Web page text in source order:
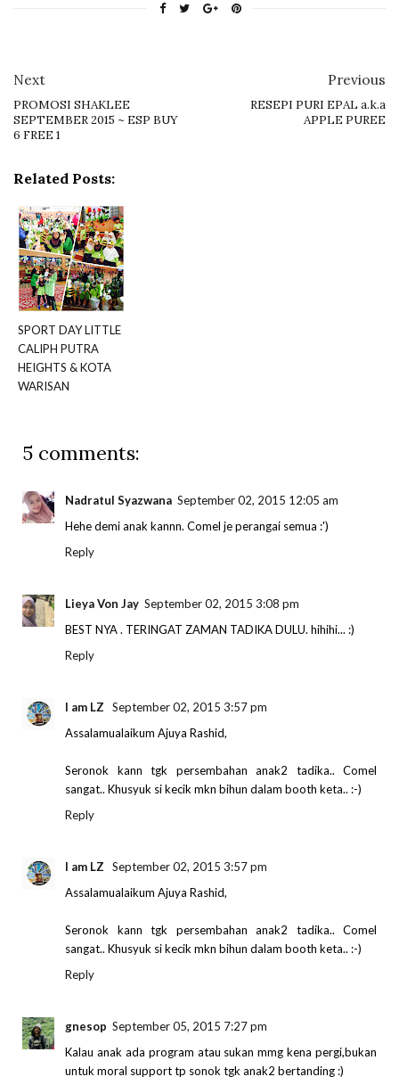
Next
PROMOSI SHAKLEE
SEPTEMBER 2015 ~ ESP BUY
6 FREE 1
Previous
RESEPI PURI EPAL a.k.a
APPLE PUREE
Related Posts:
SPORT DAY LITTLE
CALIPH PUTRA
HEIGHTS & KOTA
WARISAN
5 comments:
Nadratul Syazwana September 02, 2015 12:05 am
Hehe demi anak kannn. Comel je perangai semua :')
Reply
Lieya Von Jay September 02, 2015 3:08 pm
BEST NYA . TERINGAT ZAMAN TADIKA DULU. hihihi... :)
Reply
I am LZ
September 02, 2015 3:57 pm
Assalamualaikum Ajuya Rashid,
Seronok kann tgk persembahan anak2 tadika.. Comel
sangat.. Khusyuk si kecik mkn bihun dalam booth keta.. :-)
Reply
I am LZ
September 02, 2015 3:57 pm
Assalamualaikum Ajuya Rashid,
Seronok kann tgk persembahan anak2 tadika.. Comel
sangat.. Khusyuk si kecik mkn bihun dalam booth keta.. :-)
Reply
gnesop September 05, 2015 7:27 pm
Kalau anak ada program atau sukan mmg kena pergi,bukan
untuk moral support tp sonok tgk anak2 bertanding :)